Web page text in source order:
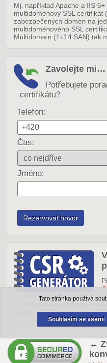
Mj. například Apache a IIS
multidoménový SSL certifikát
zabezpečených domén na
multidoménového SSL
Multidomain (1+14 SAN) tak
Zavolejte mi…
Potřebujete
certifikátu?
Telefon:
Čas:
Jméno:
vygenerujete CSR žádost o
privátním klíčem během
privátní klíč si uložte!
←
Tato stránka používá
Souhlasím se všemi